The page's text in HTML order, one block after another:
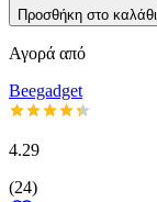
Προσθήκη στο καλάθι
Αγορά από
Beegadget
4.29
(24)